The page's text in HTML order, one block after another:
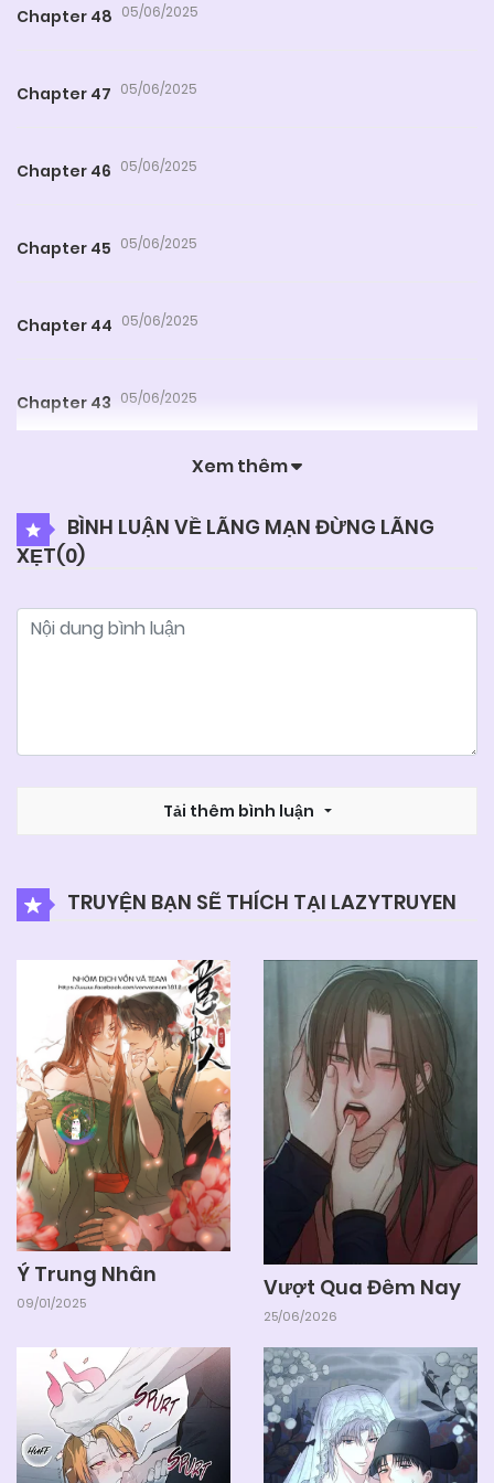
Chapter 48 05/06/2025
Chapter 47 05/06/2025
Chapter 46 05/06/2025
Chapter 45 05/06/2025
Chapter 44 05/06/2025
Chapter 43 05/06/2025
05/06/2025
Chapter 41
Chapter 40 05/06/2025
Chapter 35 05/06/2025
Chapter 34 05/06/2025
Chapter 33 05/06/2025
Chapter 32 05/06/2025
Chapter 30 05/06/2025
05/06/2025
Xem thêm
BÌNH LUẬN VỀ LÃNG MẠN ĐỪNG LÃNG
XẸT(0)
Tải thêm bình luận
TRUYỆN BẠN SẼ THÍCH TẠI LAZYTRUYEN
Ý Trung Nhân
09/01/2025
Vượt Qua Đêm Nay
25/06/2026